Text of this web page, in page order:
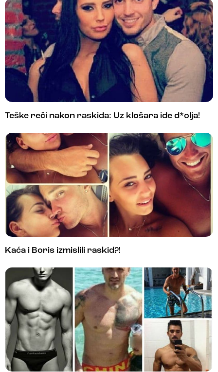
Teške reči nakon raskida: Uz klošara ide d*olja!
Kaća i Boris izmislili raskid?!